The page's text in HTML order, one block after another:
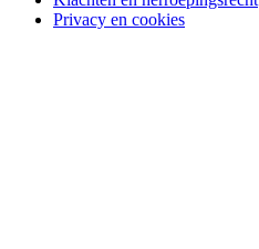
Privacy en cookies